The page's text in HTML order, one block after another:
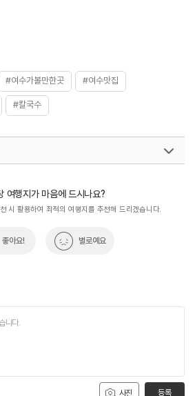
#여수가볼만한곳 #여수맛집
#칼국수
두의여행)
033-738-3425
여행지가 마음에 드시나요?
시 활용하여 최적의 여행지를 추천해 드리겠습니다.
좋아요! 별로예요
사진 등록